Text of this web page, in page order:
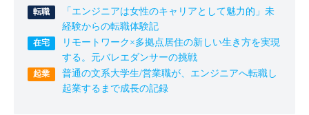
「エンジニアは女性のキャリアとして魅力的」未
経験からの転職体験記
リモートワーク×多拠点居住の新しい生き方を実現
する。元バレエダンサーの挑戦
普通の文系大学生/営業職が、エンジニアへ転職し
起業するまで成長の記録